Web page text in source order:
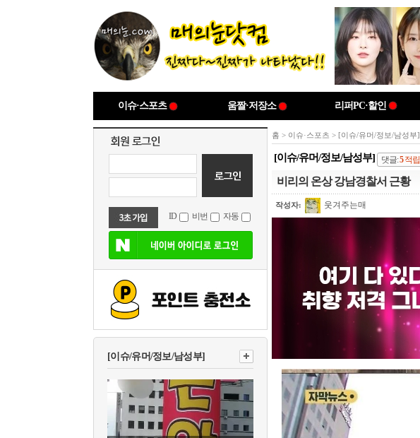
이슈·스포츠 움짤·저장소 리퍼PC·할인
ID 비번 자동
[이슈/유머/정보/남성부]
홈 > 이슈·스포츠 > [이슈/유머/정보/남성부]
[이슈/유머/정보/남성부] 댓글:5적립
비리의 온상 강남경찰서 근황
작성자: 웃겨주는매